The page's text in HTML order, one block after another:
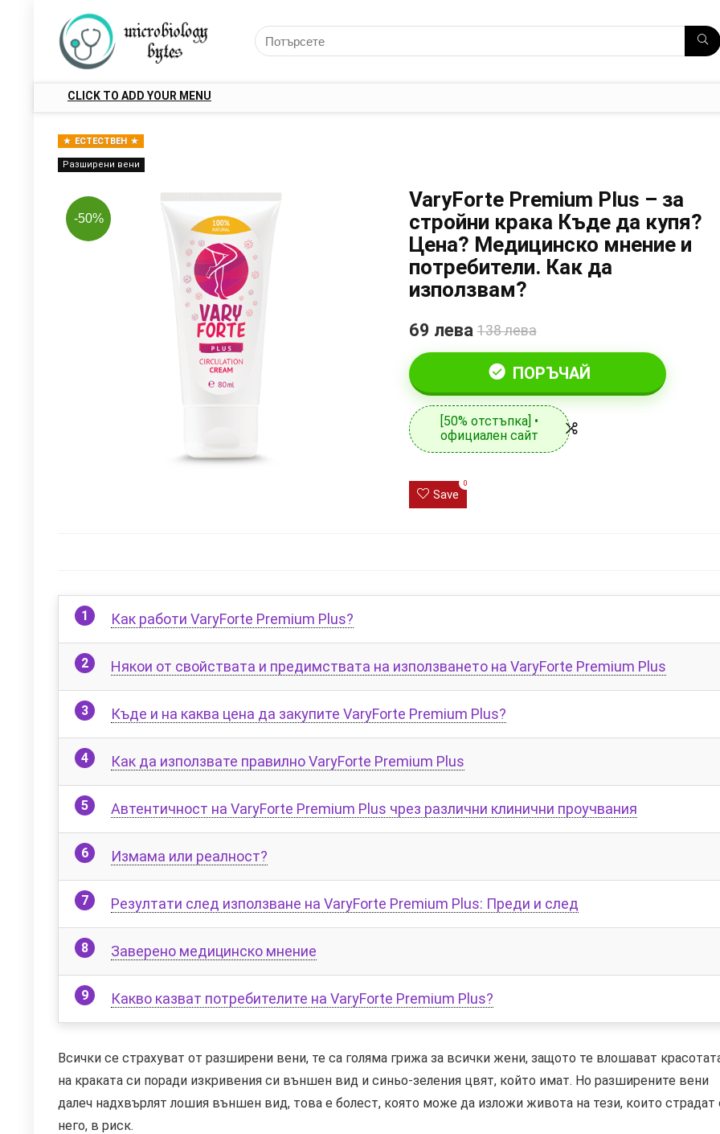
CLICK TO ADD YOUR MENU
ЕСТЕСТВЕН
Разширени вени
-50%
VaryForte Premium Plus – за
стройни крака Къде да купя?
Цена? Медицинско мнение и
потребители. Как да
използвам?
69 лева 138 лева
ПОРЪЧАЙ
[50% отстъпка] •
официален сайт
Save
0
Как работи VaryForte Premium Plus?
Някои от свойствата и предимствата на използването на VaryForte Premium Plus
Къде и на каква цена да закупите VaryForte Premium Plus?
Как да използвате правилно VaryForte Premium Plus
Автентичност на VaryForte Premium Plus чрез различни клинични проучвания
Измама или реалност?
Резултати след използване на VaryForte Premium Plus: Преди и след
Заверено медицинско мнение
Какво казват потребителите на VaryForte Premium Plus?
Всички се страхуват от разширени вени, те са голяма грижа за всички жени, защото те влошават
на краката си поради изкривения си външен вид и синьо-зеления цвят, който имат. Но разширените вени
далеч надхвърлят лошия външен вид, това е болест, която може да изложи живота на тези, които страдат
него, в риск.